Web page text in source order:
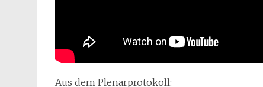
Aus dem Plenarprotokoll: